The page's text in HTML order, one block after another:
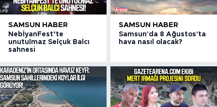
SAMSUN HABER
NebİyanFest’te
unutulmaz Selçuk Balcı
sahnesi
SAMSUN HABER
Samsun'da 8 Ağustos'ta
hava nasıl olacak?